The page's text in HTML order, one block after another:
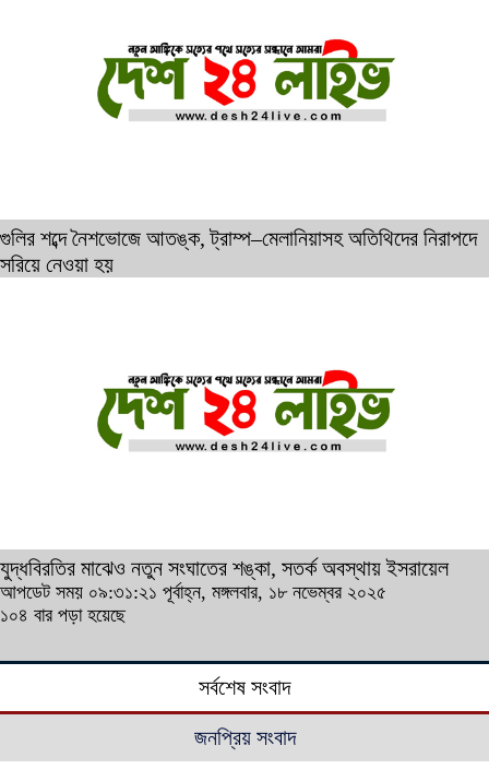
গুলির শব্দে নৈশভোজে আতঙ্ক, ট্রাম্প–মেলানিয়াসহ অতিথিদের নিরাপদে
সরিয়ে নেওয়া হয়
যুদ্ধবিরতির মাঝেও নতুন সংঘাতের শঙ্কা, সতর্ক অবস্থায় ইসরায়েল
আপডেট সময় ০৯:৩১:২১ পূর্বাহ্ন, মঙ্গলবার, ১৮ নভেম্বর ২০২৫
১০৪ বার পড়া হয়েছে
সর্বশেষ সংবাদ
জনপ্রিয় সংবাদ